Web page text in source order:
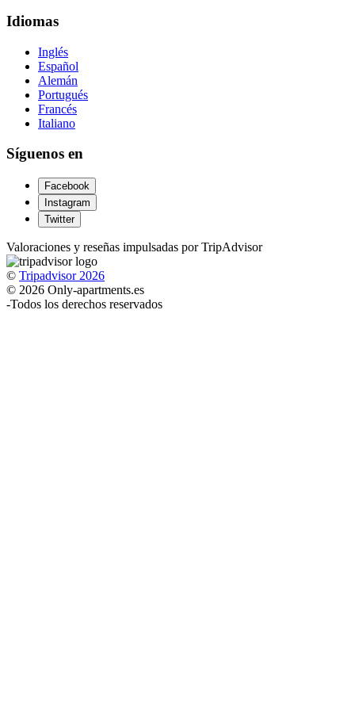
Idiomas
Inglés
Español
Alemán
Portugués
Francés
Italiano
Síguenos en
Facebook
Instagram
Twitter
Valoraciones y reseñas impulsadas por TripAdvisor
© Tripadvisor 2026
© 2026 Only-apartments.es
-Todos los derechos reservados